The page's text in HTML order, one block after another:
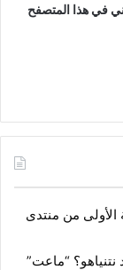
في هذا المتصفح
الأولى من منتدى
“ماعت”